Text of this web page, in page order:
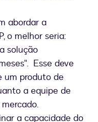
abordar a
o melhor seria:
solução
Esse deve
um produto de
a equipe de
a capacidade do